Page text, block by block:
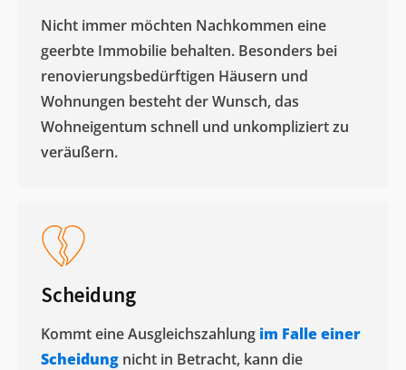
Nicht immer möchten Nachkommen eine
geerbte Immobilie behalten. Besonders bei
renovierungsbedürftigen Häusern und
Wohnungen besteht der Wunsch, das
Wohneigentum schnell und unkompliziert zu
veräußern. ​
Scheidung
Kommt eine Ausgleichszahlung im Falle einer
Scheidung nicht in Betracht, kann die